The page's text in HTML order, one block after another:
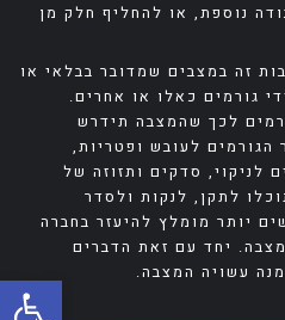
נוספת, או להחליף חלק מן
זה במצבים שמדובר בבלאי או
גורמים כאלו או אחרים.
לכך שהמצבה תידרש
הגורמים לעובש ופטריות,
לניקוי, סדקים ותזוזה של
לתקן, לנקות ולסדר
יותר מומלץ להיעזר בחברה
יחד עם זאת הדברים
עשויה המצבה.